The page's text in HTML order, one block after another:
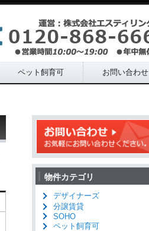
ペット飼育可 お問い合わせ
物件カテゴリ
デザイナーズ
分譲賃貸
SOHO
ペット飼育可